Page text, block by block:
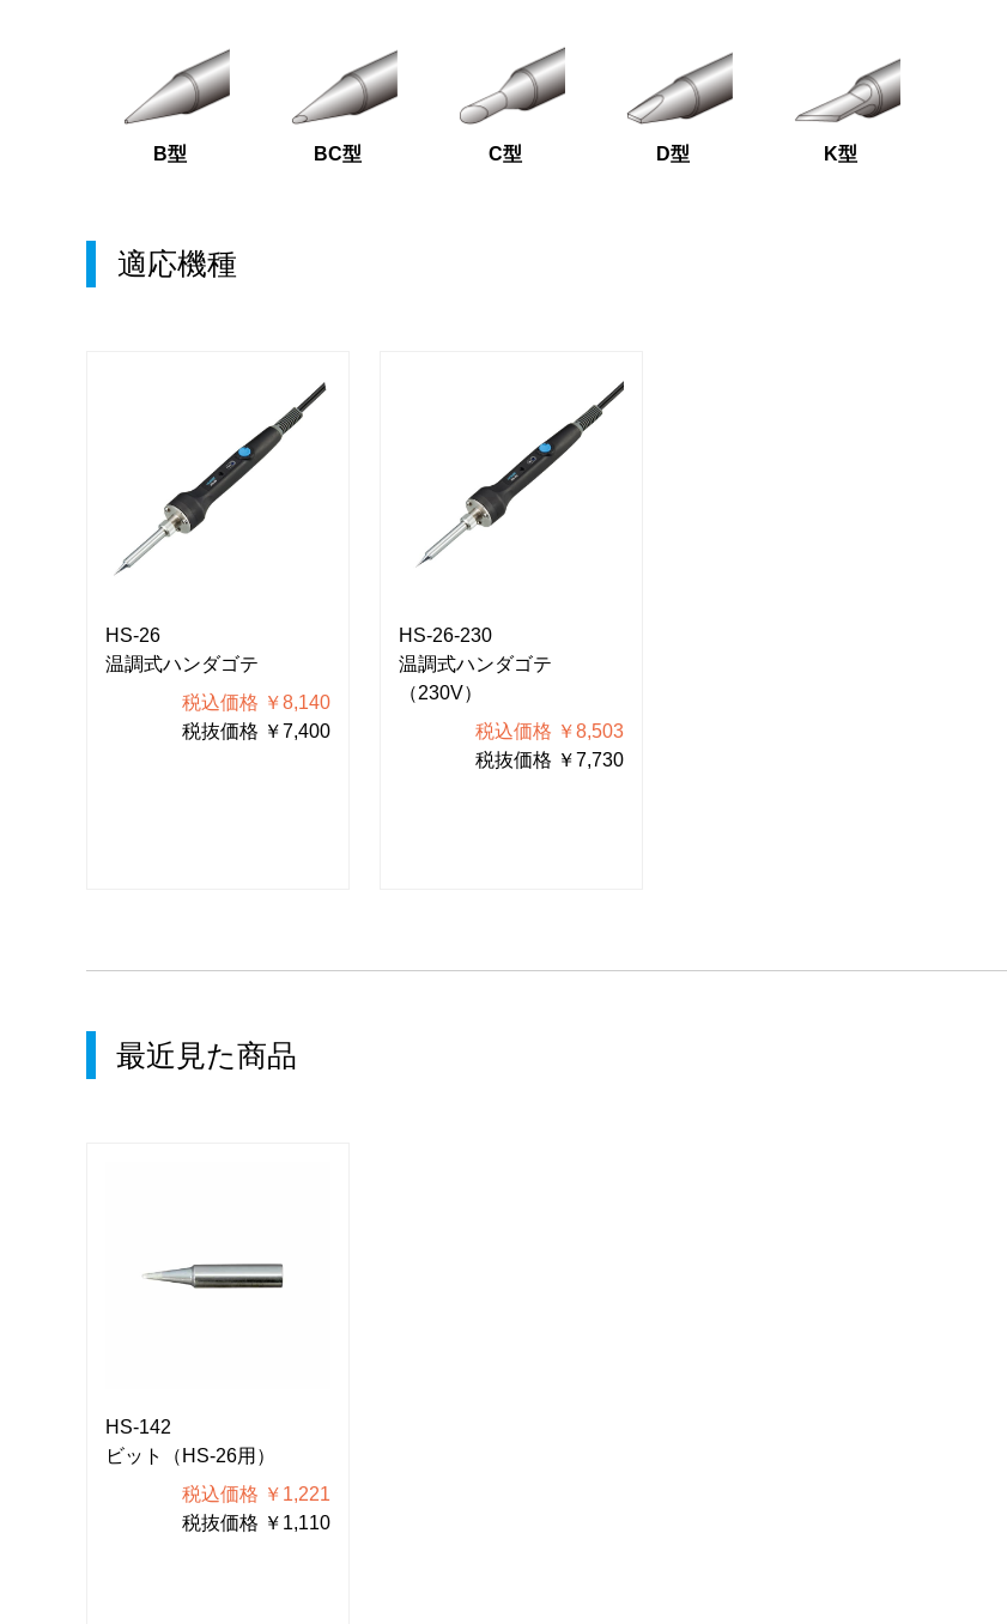
B型 BC型 C型 D型 K型
適応機種
HS-26
温調式ハンダゴテ
税込価格 ￥8,140
税抜価格 ￥7,400
HS-26-230
温調式ハンダゴテ
（230V）
税込価格 ￥8,503
税抜価格 ￥7,730
最近見た商品
HS-142
ビット（HS-26用）
税込価格 ￥1,221
税抜価格 ￥1,110